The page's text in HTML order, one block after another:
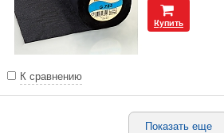
Купить
К сравнению
Показать еще